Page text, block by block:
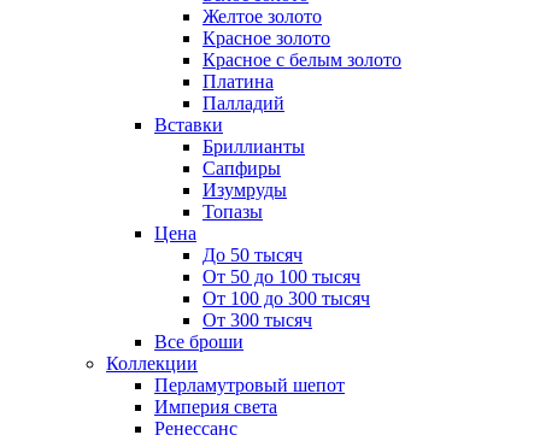
Желтое золото
Красное золото
Красное с белым золото
Платина
Палладий
Вставки
Бриллианты
Сапфиры
Изумруды
Топазы
Цена
До 50 тысяч
От 50 до 100 тысяч
От 100 до 300 тысяч
От 300 тысяч
Все броши
Коллекции
Перламутровый шепот
Империя света
Ренессанс